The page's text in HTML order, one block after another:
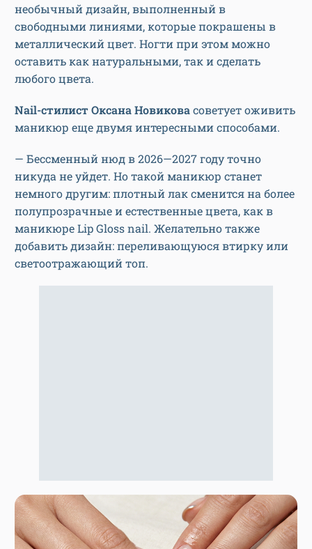
необычный дизайн, выполненный в
свободными линиями, которые покрашены в
металлический цвет. Ногти при этом можно
оставить как натуральными, так и сделать
любого цвета.
Nail-стилист Оксана Новиковасоветует оживить
маникюр еще двумя интересными способами.
— Бессменный нюд в 2026—2027 году точно
никуда не уйдет. Но такой маникюр станет
немного другим: плотный лак сменится на более
полупрозрачные и естественные цвета, как в
маникюре Lip Gloss nail. Желательно также
добавить дизайн: переливающуюся втирку или
светоотражающий топ.